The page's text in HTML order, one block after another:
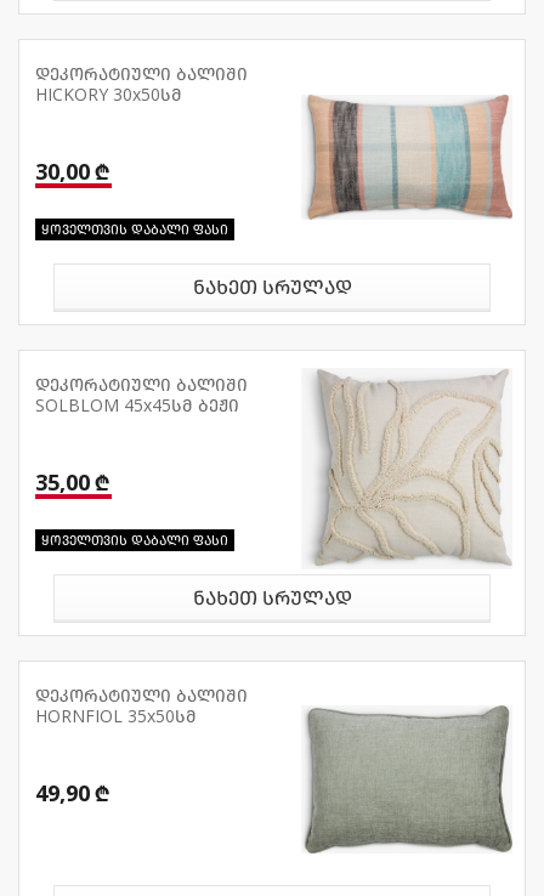
დეკორატიული ბალიში
HICKORY 30x50სმ
30,00 ₾
ყოველთვის დაბალი ფასი
ნახეთ სრულად
დეკორატიული ბალიში
SOLBLOM 45x45სმ ბეჟი
35,00 ₾
ყოველთვის დაბალი ფასი
ნახეთ სრულად
დეკორატიული ბალიში
HORNFIOL 35x50სმ
49,90 ₾